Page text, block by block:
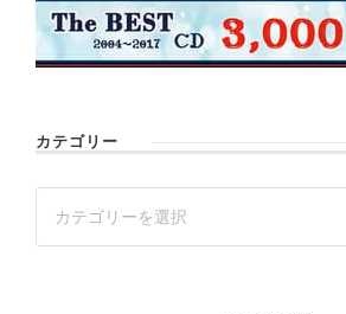
カテゴリー